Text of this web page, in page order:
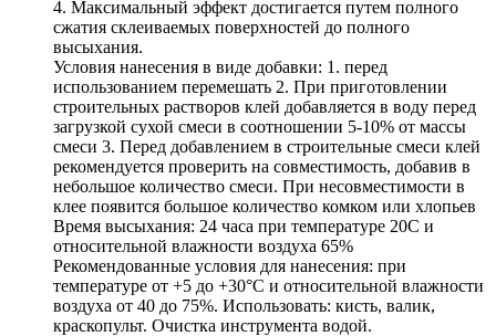
4. Максимальный эффект достигается путем полного
сжатия склеиваемых поверхностей до полного
высыхания.
Условия нанесения в виде добавки: 1. перед
использованием перемешать 2. При приготовлении
строительных растворов клей добавляется в воду перед
загрузкой сухой смеси в соотношении 5-10% от массы
смеси 3. Перед добавлением в строительные смеси клей
рекомендуется проверить на совместимость, добавив в
небольшое количество смеси. При несовместимости в
клее появится большое количество комком или хлопьев
Время высыхания: 24 часа при температуре 20С и
относительной влажности воздуха 65%
Рекомендованные условия для нанесения: при
температуре от +5 до +30°С и относительной влажности
воздуха от 40 до 75%. Использовать: кисть, валик,
краскопульт. Очистка инструмента водой.